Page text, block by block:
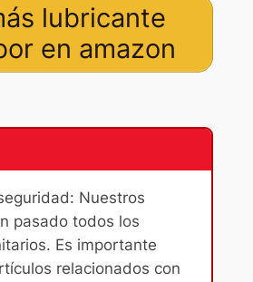
lubricante
en amazon
Nuestros
pasado todos los
Es importante
relacionados con